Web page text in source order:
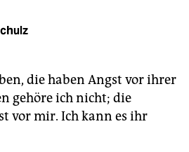
die haben Angst vor ihrer
gehöre ich nicht; die
vor mir. Ich kann es ihr